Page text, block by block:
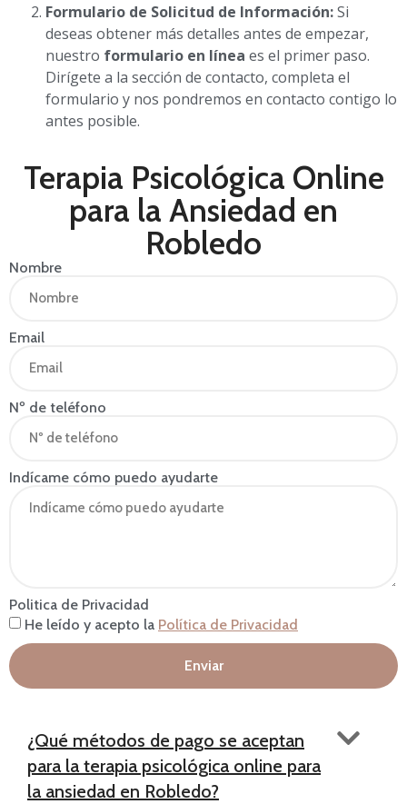
Formulario de Solicitud de Información:Si
deseas obtener más detalles antes de empezar,
nuestro formulario en línea es el primer paso.
Dirígete a la sección de contacto, completa el
formulario y nos pondremos en contacto contigo lo
antes posible.
Terapia Psicológica Online
para la Ansiedad en
Robledo
Nombre
Email
Nº de teléfono
Indícame cómo puedo ayudarte
Politica de Privacidad
He leído y acepto la Política de Privacidad
Enviar
¿Qué métodos de pago se aceptan
para la terapia psicológica online para
la ansiedad en Robledo?